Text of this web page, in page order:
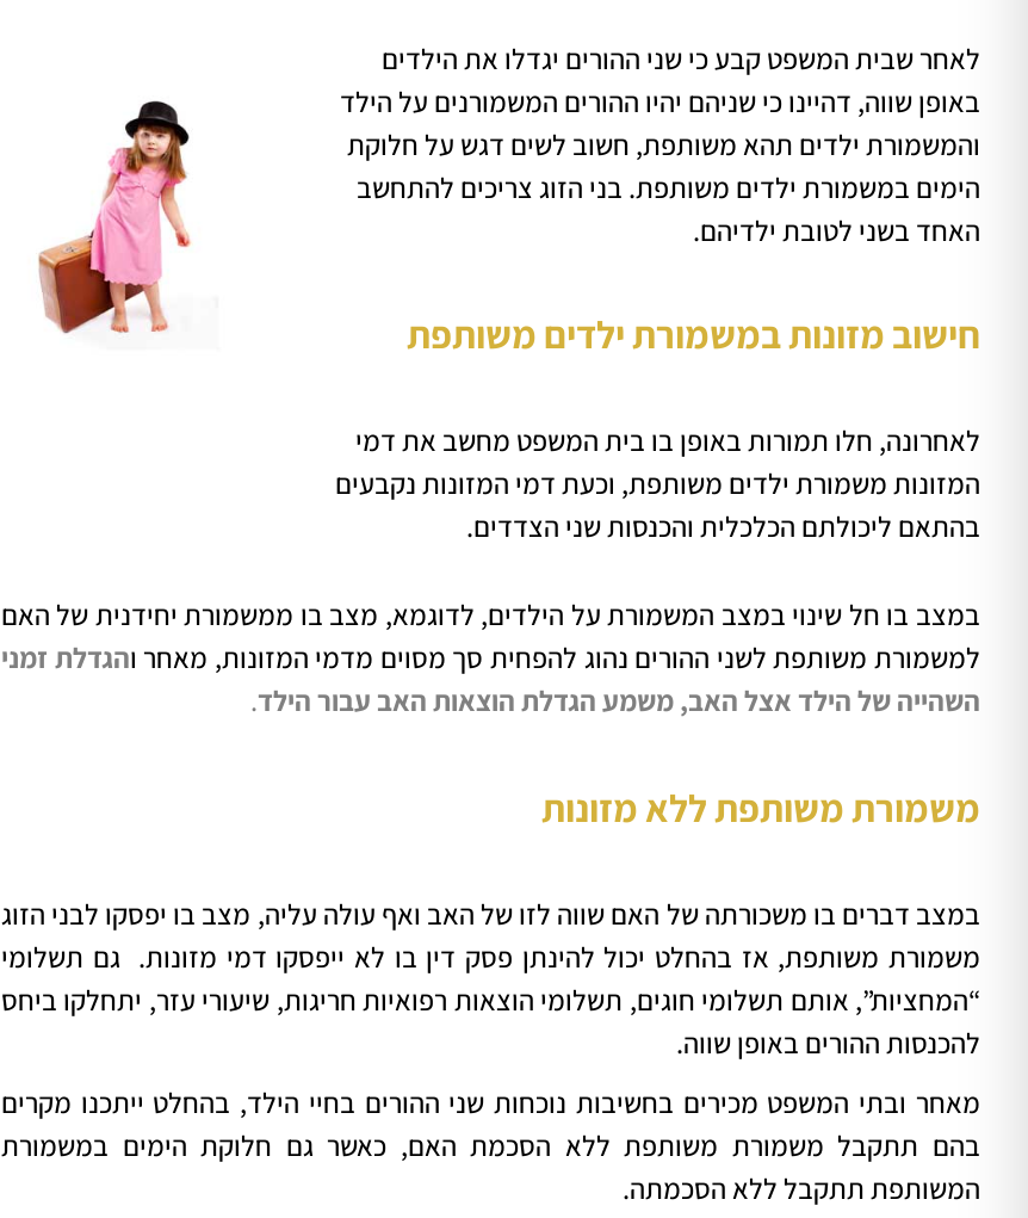
לאחר שבית המשפט קבע כי שני ההורים יגדלו את הילדים
באופן שווה, דהיינו כי שניהם יהיו ההורים המשמורנים על הילד
והמשמורת ילדים תהא משותפת, חשוב לשים דגש על חלוקת
הימים במשמורת ילדים משותפת. בני הזוג צריכים להתחשב
האחד בשני לטובת ילדיהם.
חישוב מזונות במשמורת ילדים משותפת
לאחרונה, חלו תמורות באופן בו בית המשפט מחשב את דמי
המזונות משמורת ילדים משותפת, וכעתדמי המזונות נקבעים
בהתאם ליכולתם הכלכלית והכנסות שני הצדדים.
במצב בו חל שינוי במצב המשמורת על הילדים, לדוגמא, מצב בו ממשמורת יחידנית של האם
למשמורת משותפתלשני ההורים נהוג להפחית סך מסוים מדמי המזונות, מאחר והגדלת זמני
השהייה של הילד אצל האב, משמע הגדלת הוצאות האב עבור הילד.
משמורת משותפת ללא מזונות
במצב דברים בו משכורתה של האם שווה לזו של האב ואף עולה עליה, מצב בו יפסקו לבני הזוג
משמורת משותפת, אז בהחלט יכול להינתן פסק דין בו לא ייפסקו דמי מזונות. גם תשלומי
“המחציות”, אותם תשלומי חוגים, תשלומי הוצאות רפואיות חריגות, שיעורי עזר, יתחלקו ביחס
להכנסות ההורים באופן שווה.
מאחר ובתי המשפט מכירים בחשיבות נוכחות שני ההורים בחיי הילד, בהחלט ייתכנו מקרים
בהם תתקבל משמורת משותפת ללא הסכמת האם, כאשר גם חלוקת הימים במשמורת
המשותפת תתקבל ללא הסכמתה.